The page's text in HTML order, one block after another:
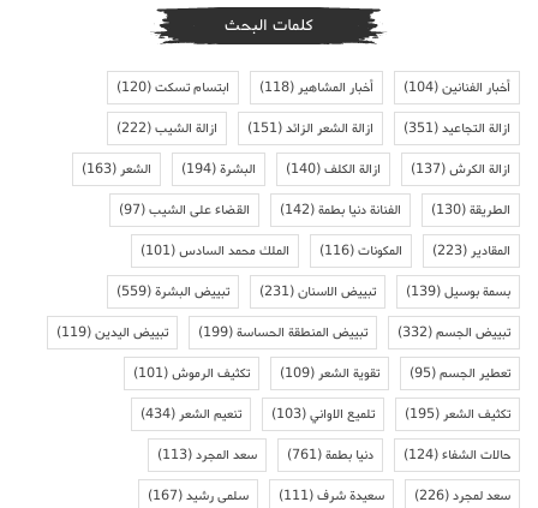
كلمات البحث
أخبار الفنانين(104) أخبار المشاهير(118) ابتسام تسكت(120)
ازالة التجاعيد(351) ازالة الشعر الزائد(151) ازالة الشيب(222)
ازالة الكرش(137) ازالة الكلف(140) البشرة(194) الشعر(163)
الطريقة(130) الفنانة دنيا بطمة(142) القضاء على الشيب(97)
المقادير(223) المكونات(116) الملك محمد السادس(101)
بسمة بوسيل(139) تبييض الاسنان(231) تبييض البشرة(559)
تبييض الجسم(332) تبييض المنطقة الحساسة(199) تبييض اليدين(119)
تعطير الجسم(95) تقوية الشعر(109) تكثيف الرموش(101)
تكثيف الشعر(195) تلميع الاواني(103) تنعيم الشعر(434)
حالات الشفاء(124) دنيا بطمة(761) سعد المجرد(113)
سعد لمجرد(226) سعيدة شرف(111) سلمى رشيد(167)